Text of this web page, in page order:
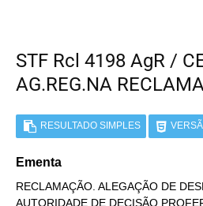
STF Rcl 4198 AgR /
AG.REG.NA
RESULTADO SIMPLES
Ementa
RECLAMAÇÃO. ALEGAÇÃO DE
AUTORIDADE DE DECISÃO